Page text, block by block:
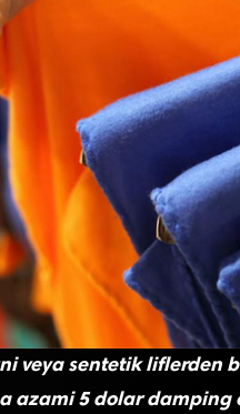
veya sentetik liflerden
azami 5 dolar